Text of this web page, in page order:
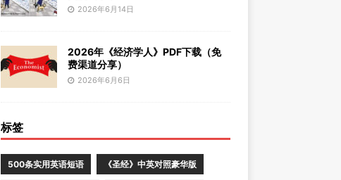
2026年6月14日
2026年《经济学人》PDF下载（免
费渠道分享）
2026年6月6日
标签
500条实用英语短语 《圣经》中英对照豪华版